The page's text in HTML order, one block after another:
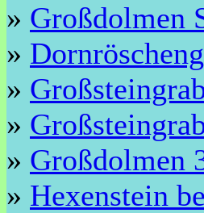
» Großdolmen
»
»
»
» Großdolmen
» Hexenstein